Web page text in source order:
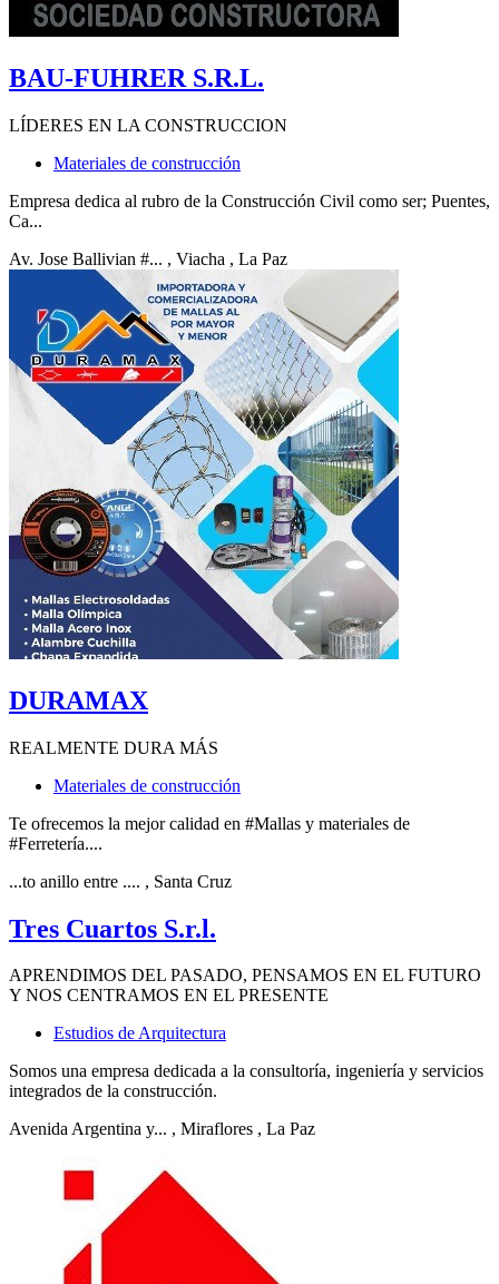
BAU-FUHRER S.R.L.
LÍDERES EN LA CONSTRUCCION
Materiales de construcción
Empresa dedica al rubro de la Construcción Civil como ser; Puentes,
Ca...
Av. Jose Ballivian #... , Viacha , La Paz
DURAMAX
REALMENTE DURA MÁS
Materiales de construcción
Te ofrecemos la mejor calidad en #Mallas y materiales de
#Ferretería....
...to anillo entre .... , Santa Cruz
Tres Cuartos S.r.l.
APRENDIMOS DEL PASADO, PENSAMOS EN EL FUTURO
Y NOS CENTRAMOS EN EL PRESENTE
Estudios de Arquitectura
Somos una empresa dedicada a la consultoría, ingeniería y servicios
integrados de la construcción.
Avenida Argentina y... , Miraflores , La Paz